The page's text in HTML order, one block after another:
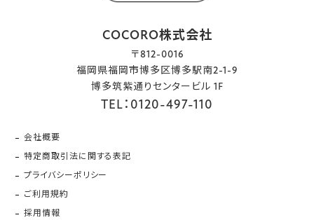
COCORO株式会社
〒812-0016
福岡県福岡市博多区博多駅南2-1-9
博多筑紫通りセンタービル 1F
TEL：0120-497-110
会社概要
特定商取引法に関する表記
プライバシーポリシー
ご利用規約
採用情報